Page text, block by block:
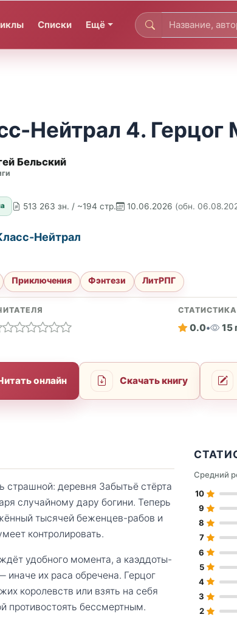
Списки Ещё
Нейтрал 4. Герцог
Бельский
513 263 зн. / ~194 стр. 10.06.2026 (обн.
Нейтрал
Приключения Фэнтези ЛитРПГ
СТАТИСТИКА
0.0• 15
онлайн Скачать книгу
страшной: деревня Забытьё стёрта
случайному дару богини. Теперь
тысячей беженцев-рабов и
контролировать.
удобного момента, а каэддоты-
иначе их раса обречена. Герцог
королевств или взять на себя
противостоять бессмертным.
Средний
10
9
8
7
6
5
4
3
2